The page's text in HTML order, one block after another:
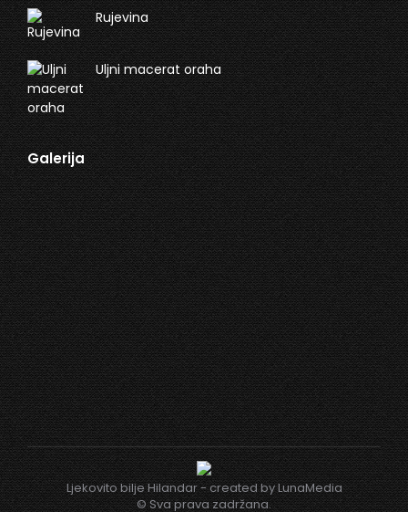
Rujevina
Uljni macerat oraha
Galerija
Ljekovito bilje Hilandar - created byLunaMedia
© Sva prava zadržana.